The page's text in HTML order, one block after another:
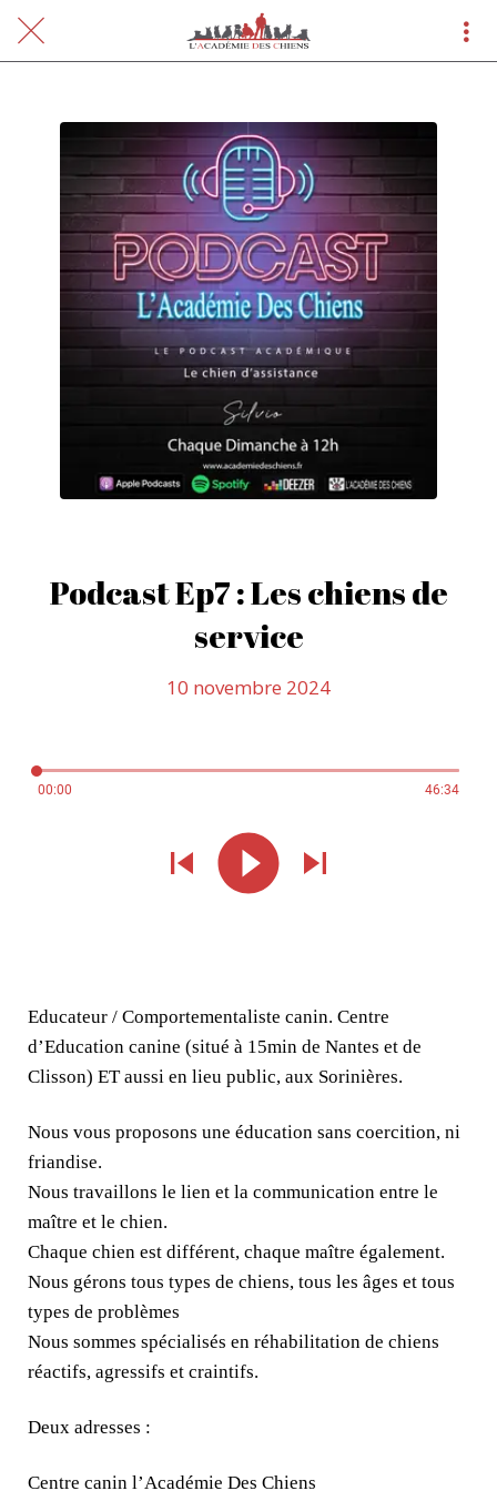
Podcast Ep7 : Les chiens de
service
10 novembre 2024
00:00 46:34
Educateur / Comportementaliste canin. Centre
d’Education canine (situé à 15min de Nantes et de
Clisson) ET aussi en lieu public, aux Sorinières.
Nous vous proposons une éducation sans coercition, ni
friandise.
Nous travaillons le lien et la communication entre le
maître et le chien.
Chaque chien est différent, chaque maître également.
Nous gérons tous types de chiens, tous les âges et tous
types de problèmes
Nous sommes spécialisés en réhabilitation de chiens
réactifs, agressifs et craintifs.
Deux adresses :
Centre canin l’Académie Des Chiens